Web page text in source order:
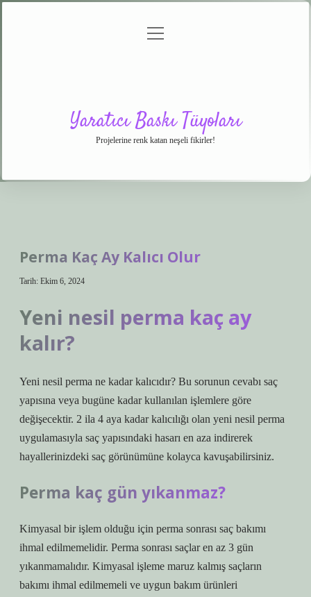
menüyü
Yaratıcı Baskı Tüyoları
Projelerine renk katan neşeli fikirler!
Perma Kaç Ay Kalıcı Olur
Tarih: Ekim 6, 2024
Yeni nesil perma kaç ay
kalır?
Yeni nesil perma ne kadar kalıcıdır? Bu sorunun cevabı saç
yapısına veya bugüne kadar kullanılan işlemlere göre
değişecektir. 2 ila 4 aya kadar kalıcılığı olan yeni nesil perma
uygulamasıyla saç yapısındaki hasarı en aza indirerek
hayallerinizdeki saç görünümüne kolayca kavuşabilirsiniz.
Perma kaç gün yıkanmaz?
Kimyasal bir işlem olduğu için perma sonrası saç bakımı
ihmal edilmemelidir. Perma sonrası saçlar en az 3 gün
yıkanmamalıdır. Kimyasal işleme maruz kalmış saçların
bakımı ihmal edilmemeli ve uygun bakım ürünleri